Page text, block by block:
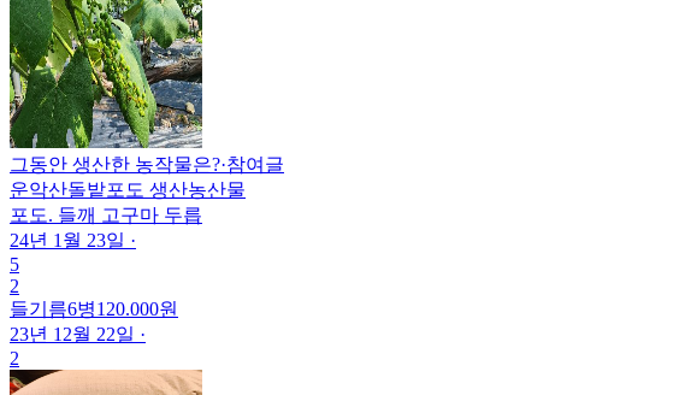
그동안 생산한 농작물은?·참여글
운악산돌밭포도 생산농산물
포도. 들깨 고구마 두릅
24년 1월 23일 ·
5
2
들기름6병120.000원
23년 12월 22일 ·
2